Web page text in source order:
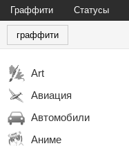
Граффити Статусы
граффити
Art
Авиация
Автомобили
Аниме